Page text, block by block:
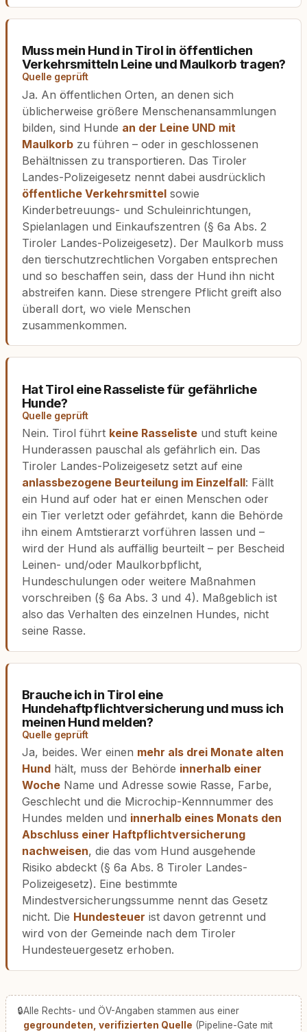
Muss mein Hund in Tirol in öffentlichen
Verkehrsmitteln Leine und Maulkorb tragen?
Quelle geprüft
Ja. An öffentlichen Orten, an denen sich
üblicherweise größere Menschenansammlungen
bilden, sind Hunde an der Leine UND mit
Maulkorbzu führen – oder in geschlossenen
Behältnissen zu transportieren. Das Tiroler
Landes-Polizeigesetz nennt dabei ausdrücklich
öffentliche Verkehrsmittelsowie
Kinderbetreuungs- und Schuleinrichtungen,
Spielanlagen und Einkaufszentren (§ 6a Abs. 2
Tiroler Landes-Polizeigesetz). Der Maulkorb muss
den tierschutzrechtlichen Vorgaben entsprechen
und so beschaffen sein, dass der Hund ihn nicht
abstreifen kann. Diese strengere Pflicht greift also
überall dort, wo viele Menschen
zusammenkommen.
Hat Tirol eine Rasseliste für gefährliche
Hunde?
Quelle geprüft
Nein. Tirol führt keine Rasselisteund stuft keine
Hunderassen pauschal als gefährlich ein. Das
Tiroler Landes-Polizeigesetz setzt auf eine
anlassbezogene Beurteilung im Einzelfall: Fällt
ein Hund auf oder hat er einen Menschen oder
ein Tier verletzt oder gefährdet, kann die Behörde
ihn einem Amtstierarzt vorführen lassen und –
wird der Hund als auffällig beurteilt – per Bescheid
Leinen- und/oder Maulkorbpflicht,
Hundeschulungen oder weitere Maßnahmen
vorschreiben (§ 6a Abs. 3 und 4). Maßgeblich ist
also das Verhalten des einzelnen Hundes, nicht
seine Rasse.
Brauche ich in Tirol eine
Hundehaftpflichtversicherung und muss ich
meinen Hund melden?
Quelle geprüft
Ja, beides. Wer einen mehr als drei Monate alten
Hundhält, muss der Behörde innerhalb einer
WocheName und Adresse sowie Rasse, Farbe,
Geschlecht und die Microchip-Kennnummer des
Hundes melden und innerhalb eines Monats den
Abschluss einer Haftpflichtversicherung
nachweisen, die das vom Hund ausgehende
Risiko abdeckt (§ 6a Abs. 8 Tiroler Landes-
Polizeigesetz). Eine bestimmte
Mindestversicherungssumme nennt das Gesetz
nicht. Die Hundesteuer ist davon getrennt und
wird von der Gemeinde nach dem Tiroler
Hundesteuergesetz erhoben.
🔒Alle Rechts- und ÖV-Angaben stammen aus einer
gegroundeten, verifizierten Quelle (Pipeline-Gate mit